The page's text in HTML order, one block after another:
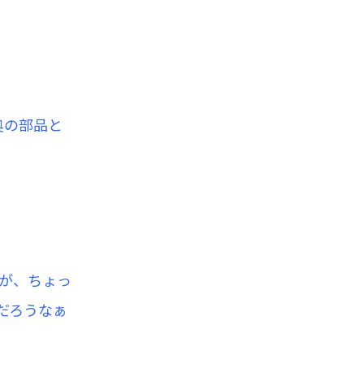
部品と
、ちょっ
ろうなぁ